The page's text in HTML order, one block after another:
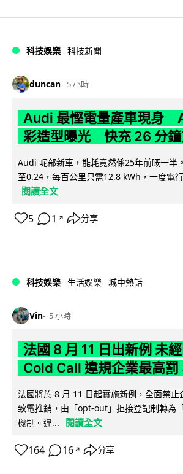
科技娛樂 科技新聞
duncan 5 小時
Audi 最慳電量產車現身
彩造型曝光 快充 26 分鐘
Audi 呢部新車，能耗竟然係25年前嘅一半
至0.24，每百公里只需12.8 kWh，一度電
閱讀全文
5 1 ↗ 分享
科技娛樂 生活娛樂 城中熱話
Vin 5 小時
法國 8 月 11 日出新例 未
Cold Call 違規企業最高
法國將於 8 月 11 日起實施新例，全面禁止
致電推銷，由「opt-out」拒接登記制轉為
機制。違...
閱讀全文
164 16 ↗ 分享